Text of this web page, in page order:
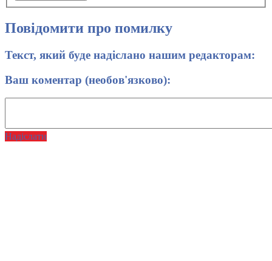
Повідомити про помилку
Текст, який буде надіслано нашим редакторам:
Ваш коментар (необов'язково):
Надіслати